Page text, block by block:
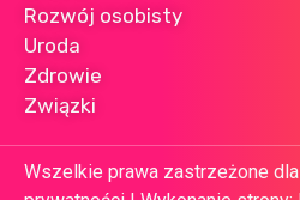
Rozwój osobisty
Uroda
Zdrowie
Związki
Wszelkie prawa zastrzeżone